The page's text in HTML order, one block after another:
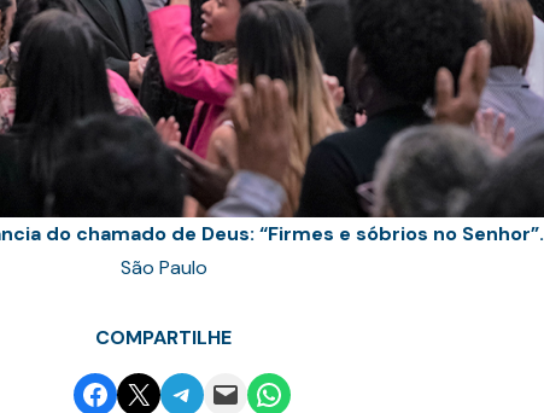
do chamado de Deus: “Firmes e sóbrios no Senhor”.
São Paulo
COMPARTILHE
Share on Facebook
Email this PageShare on Telegram
Email this PageShare on WhatsApp